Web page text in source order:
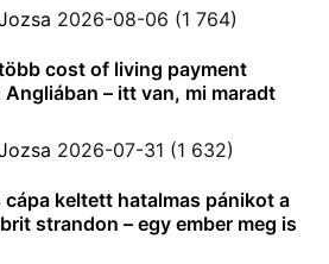
2026-08-06 (1 764)
cost of living payment
– itt van, mi maradt
2026-07-31 (1 632)
cápa keltett hatalmas pánikot a
strandon – egy ember meg is